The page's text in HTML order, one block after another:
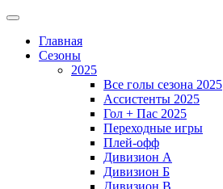
Главная
Сезоны
2025
Все голы сезона 2025
Ассистенты 2025
Гол + Пас 2025
Переходные игры
Плей-офф
Дивизион A
Дивизион Б
Дивизион В